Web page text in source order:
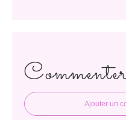
Ajouter un